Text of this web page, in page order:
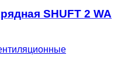
SHUFT 2 WA